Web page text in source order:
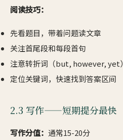
阅读技巧：
先看题目，带着问题读文章
关注首尾段和每段首句
注意转折词（but, however, yet）
定位关键词，快速找到答案区间
2.3 写作——短期提分最快
写作分值： 通常15-20分